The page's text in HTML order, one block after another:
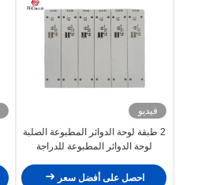
فيديو
2 طبقة لوحة الدوائر المطبوعة الصلبة
لوحة الدوائر المطبوعة للدراجة
احصل على أفضل سعر